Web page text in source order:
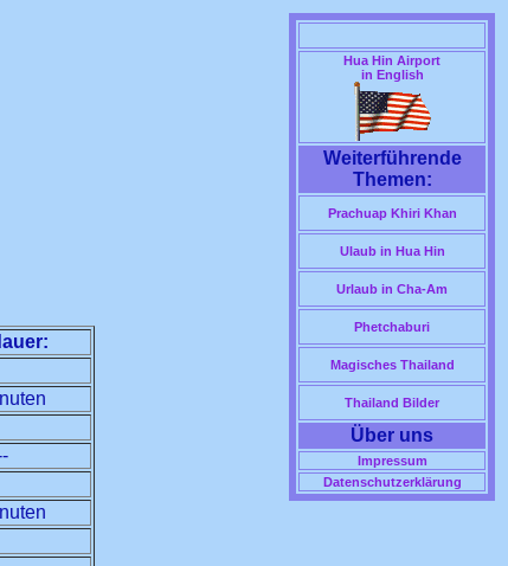
Hua Hin Airport
in English
Weiterführende
Themen:
Prachuap Khiri Khan
Ulaub in Hua Hin
Urlaub in Cha-Am
Phetchaburi
Magisches Thailand
Thailand Bilder
Über uns
Impressum
Datenschutzerklärung